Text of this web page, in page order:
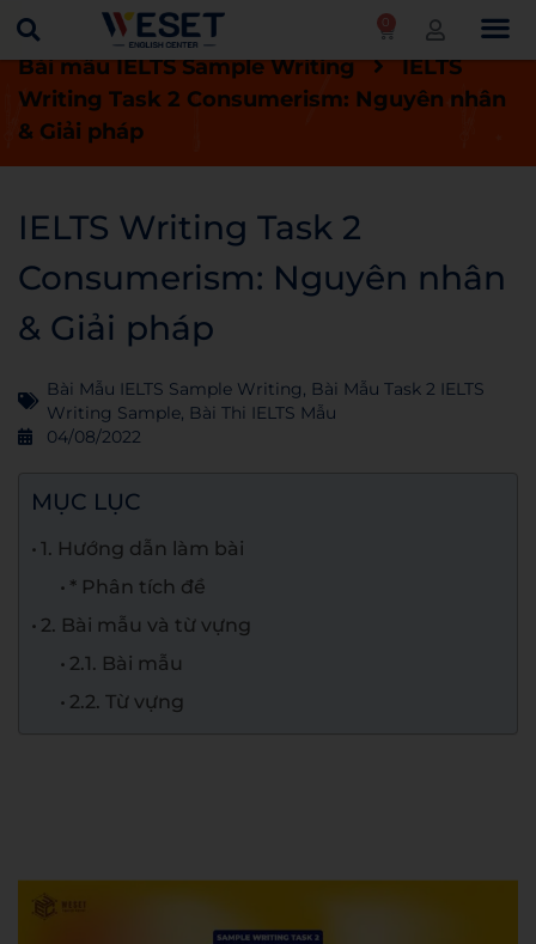
0
Trang chủ Blog
Bài thi IELTS mẫu
Bài mẫu IELTS Sample Writing
IELTS
Writing Task 2 Consumerism: Nguyên nhân
& Giải pháp
IELTS Writing Task 2
Consumerism: Nguyên nhân
& Giải pháp
Bài Mẫu IELTS Sample Writing, Bài Mẫu Task 2 IELTS
Writing Sample, Bài Thi IELTS Mẫu
04/08/2022
MỤC LỤC
1. Hướng dẫn làm bài
* Phân tích đề
2. Bài mẫu và từ vựng
2.1. Bài mẫu
2.2. Từ vựng